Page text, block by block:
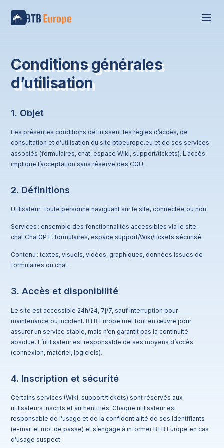
Conditions générales
d’utilisation
1. Objet
Les présentes conditions définissent les règles d’accès, de
consultation et d’utilisation du site btbeurope.eu et de ses services
associés (formulaires, chat, espace Wiki, support/tickets). L’accès
implique l’acceptation sans réserve des CGU.
2. Définitions
Utilisateur : toute personne naviguant sur le site, connectée ou non.
Services : ensemble des fonctionnalités accessibles via le site :
chat ChatGPT, formulaires, espace support/Wiki/tickets sécurisé.
Contenu : textes, visuels, vidéos, graphiques, données issues de
formulaires ou chat.
3. Accès et disponibilité
Le site est accessible 24h/24, 7j/7, sauf interruption pour
maintenance ou incident. BTB Europe met tout en œuvre pour
assurer un service stable, mais n’en garantit pas la continuité
absolue. L’utilisateur est responsable de ses moyens d’accès
(connexion, matériel, logiciels).
4. Inscription et sécurité
Certains services (Wiki, support/tickets) sont réservés aux
utilisateurs inscrits et authentifiés. Chaque utilisateur est
responsable de l’usage et de la confidentialité de ses identifiants
(e-mail et mot de passe) et s’engage à informer BTB Europe en cas
d’usage suspect.